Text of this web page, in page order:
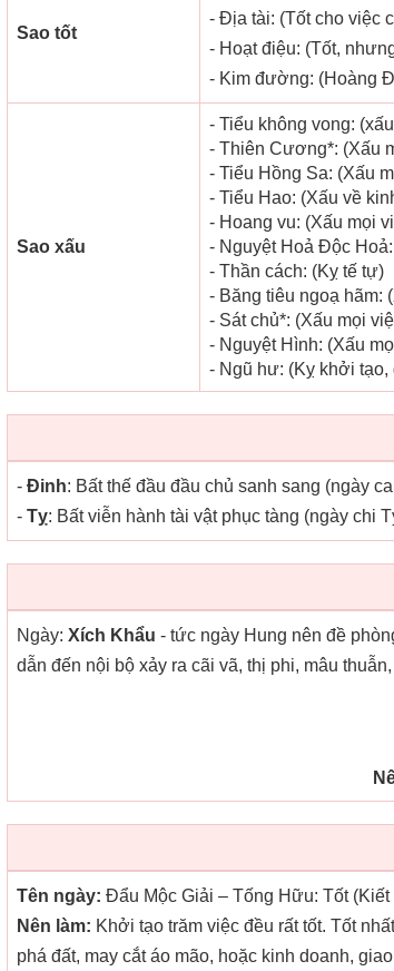
Sao tốt
- Địa tài: (Tốt cho việc
- Hoạt điệu: (Tốt,
- Kim đường: (Hoàng
Sao xấu
- Tiểu không vong:
- Thiên Cương*: (Xấu
- Tiểu Hồng Sa: (Xấu
- Tiểu Hao: (Xấu về
- Hoang vu: (Xấu mọi
- Nguyệt Hoả Độc
- Thần cách: (Kỵ tế tự)
- Băng tiêu ngoạ hãm:
- Sát chủ*: (Xấu mọi
- Nguyệt Hình: (Xấu
- Ngũ hư: (Kỵ khởi tạo,
- Đinh: Bất thế đầu đầu chủ sanh sang (ngày
- Tỵ: Bất viễn hành tài vật phục tàng (ngày chi
Ngày: Xích Khẩu - tức ngày Hung nên đề
dẫn đến nội bộ xảy ra cãi vã, thị phi, mâu
Tên ngày: Đẩu Mộc Giải – Tống Hữu: Tốt
Nên làm: Khởi tạo trăm việc đều rất tốt. Tốt
phá đất, may cắt áo mão, hoặc kinh doanh,